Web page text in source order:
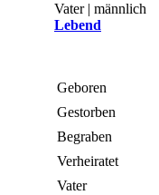
Vater | männlich
Lebend
Geboren
Gestorben
Begraben
Verheiratet
Vater